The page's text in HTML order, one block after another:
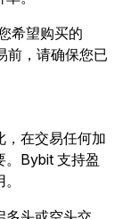
希望购买的
前，请确保您已
，在交易任何加
。Bybit 支持盈